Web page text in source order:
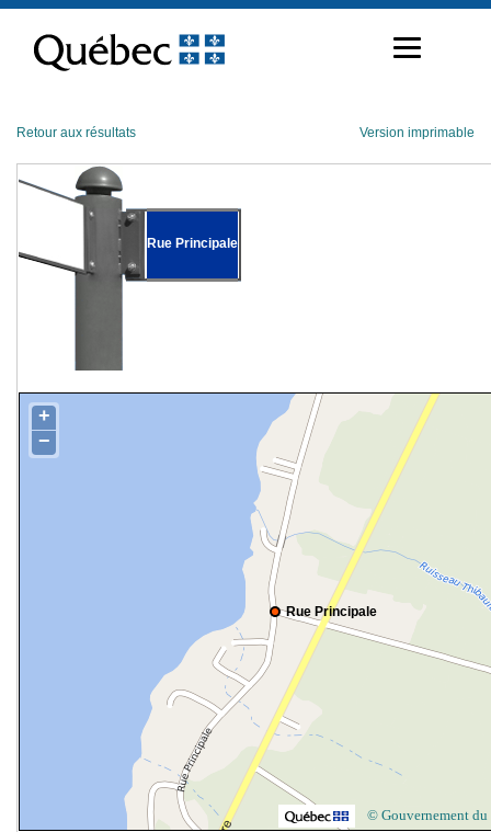
contenu
Retour aux résultats Version imprimable
Rue Principale
Rue Principale
+
−
© Gouvernement du